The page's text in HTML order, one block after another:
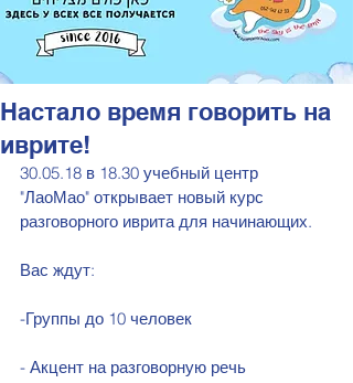
Настало время говорить на
иврите!
30.05.18 в 18.30 учебный центр
"ЛаоМао" открывает новый курс
разговорного иврита для начинающих.
Вас ждут:
-Группы до 10 человек
- Акцент на разговорную речь